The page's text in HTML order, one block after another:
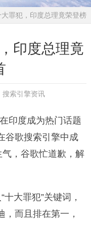
罪犯，印度总理竟荣登榜
印度总理竟
搜索引擎资讯
印度成为热门话题
谷歌搜索引擎中成
气，谷歌忙道歉，解
大罪犯”关键词，
而且排在第一，